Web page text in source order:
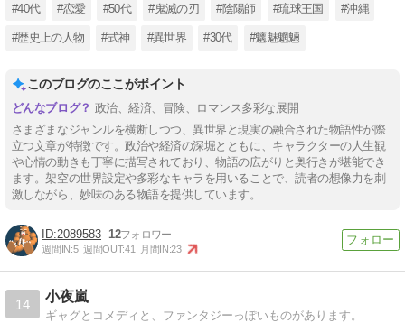
#40代 #恋愛 #50代 #鬼滅の刃 #陰陽師 #琉球王国 #沖縄
#歴史上の人物 #式神 #異世界 #30代 #魑魅魍魎
このブログのここがポイント
政治、経済、冒険、ロマンス多彩な展開
さまざまなジャンルを横断しつつ、異世界と現実の融合された物語性が際
立つ文章が特徴です。政治や経済の深堀とともに、キャラクターの人生観
や心情の動きも丁寧に描写されており、物語の広がりと奥行きが堪能でき
ます。架空の世界設定や多彩なキャラを用いることで、読者の想像力を刺
激しながら、妙味のある物語を提供しています。
2089583 12
週間IN:5 週間OUT:41 月間IN:23
14
小夜嵐
ギャグとコメディと、ファンタジーっぽいものがあります。